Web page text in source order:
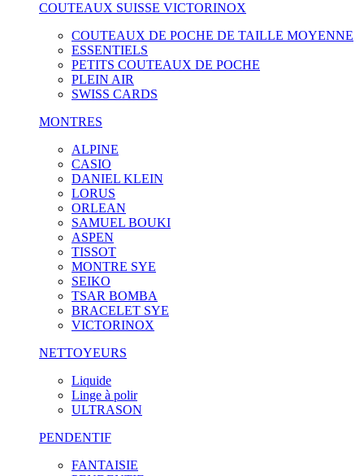
COUTEAUX SUISSE VICTORINOX
COUTEAUX DE POCHE DE TAILLE MOYENNE
ESSENTIELS
PETITS COUTEAUX DE POCHE
PLEIN AIR
SWISS CARDS
MONTRES
ALPINE
CASIO
DANIEL KLEIN
LORUS
ORLEAN
SAMUEL BOUKI
ASPEN
TISSOT
MONTRE SYE
SEIKO
TSAR BOMBA
BRACELET SYE
VICTORINOX
NETTOYEURS
Liquide
Linge à polir
ULTRASON
PENDENTIF
FANTAISIE